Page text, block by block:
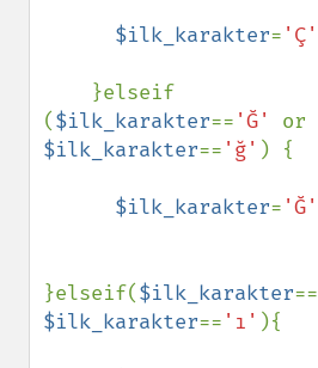
$ilk_karakter= 'Ç'
($ilk_karakter== 'Ğ'
$ilk_karakter== 'ğ' ) {
$ilk_karakter= 'Ğ'
}elseif($ilk_karakter==
$ilk_karakter== 'ı' ){